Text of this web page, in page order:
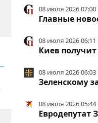
08 июля 2026 07:00
Главные
08 июля 2026 06:11
Киев
08 июля 2026 06:03
Зеленскому
08 июля 2026 05:44
Евродепутат